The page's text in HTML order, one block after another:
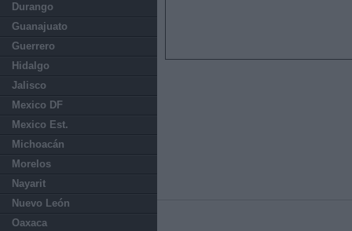
Durango
Guanajuato
Guerrero
Hidalgo
Jalisco
Mexico DF
Mexico Est.
Michoacán
Morelos
Nayarit
Nuevo León
Oaxaca